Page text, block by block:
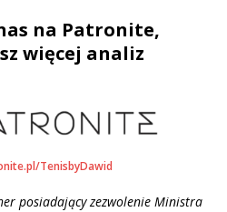
na Patronite,
więcej analiz
TenisbyDawid
posiadający zezwolenie Ministra